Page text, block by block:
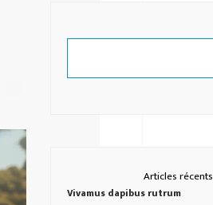
Articles récents
Vivamus dapibus rutrum